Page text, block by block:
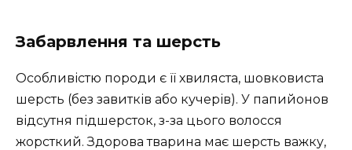
Забарвлення та шерсть
Особливістю породи є її хвиляста, шовковиста
шерсть (без завитків або кучерів). У папийонов
відсутня підшерсток, з-за цього волосся
жорсткий. Здорова тварина має шерсть важку,